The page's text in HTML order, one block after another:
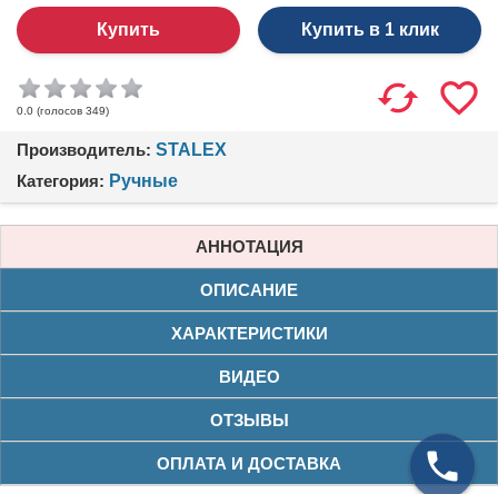
Купить в 1 клик
0.0 (голосов 349)
Производитель: STALEX
Категория: Ручные
АННОТАЦИЯ
ОПИСАНИЕ
ХАРАКТЕРИСТИКИ
ВИДЕО
ОТЗЫВЫ
ОПЛАТА И ДОСТАВКА